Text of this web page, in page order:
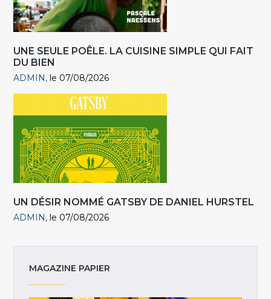
UNE SEULE POÊLE. LA CUISINE SIMPLE QUI FAIT
DU BIEN
ADMIN le 07/08/2026
UN DÉSIR NOMMÉ GATSBY DE DANIEL HURSTEL
ADMIN le 07/08/2026
MAGAZINE PAPIER